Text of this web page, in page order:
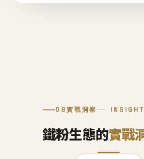
08實戰洞察
鐵粉生態的實戰